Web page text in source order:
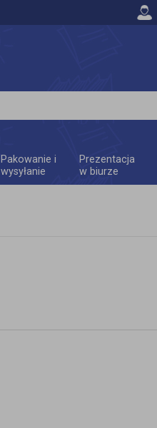
Pakowanie i
wysyłanie
Prezentacja
w biurze